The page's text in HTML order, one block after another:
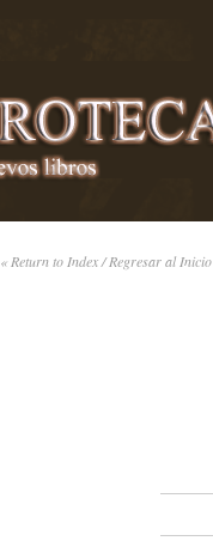
« Return to Index / Regresar al Inicio